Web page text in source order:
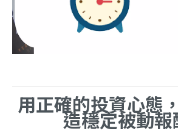
用正確的投資心態
造穩定被動報